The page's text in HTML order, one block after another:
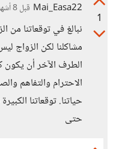
1
Mai_Easa22 قبل 8 أشهر
نبالغ في توقعاتنا من
مشاكلنا لكن الزواج
الطرف الآخر أن
الاحترام والتفاهم
حياتنا. توقعاتنا
حتى